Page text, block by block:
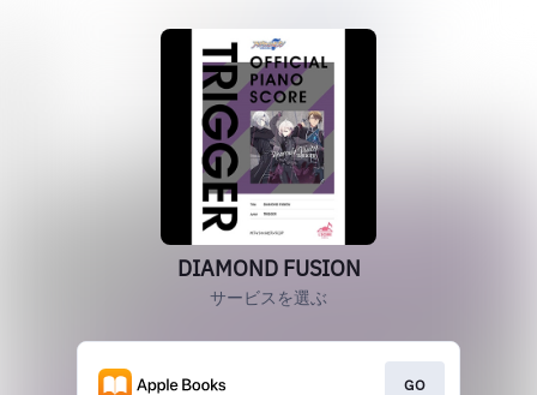
DIAMOND FUSION
サービスを選ぶ
GO